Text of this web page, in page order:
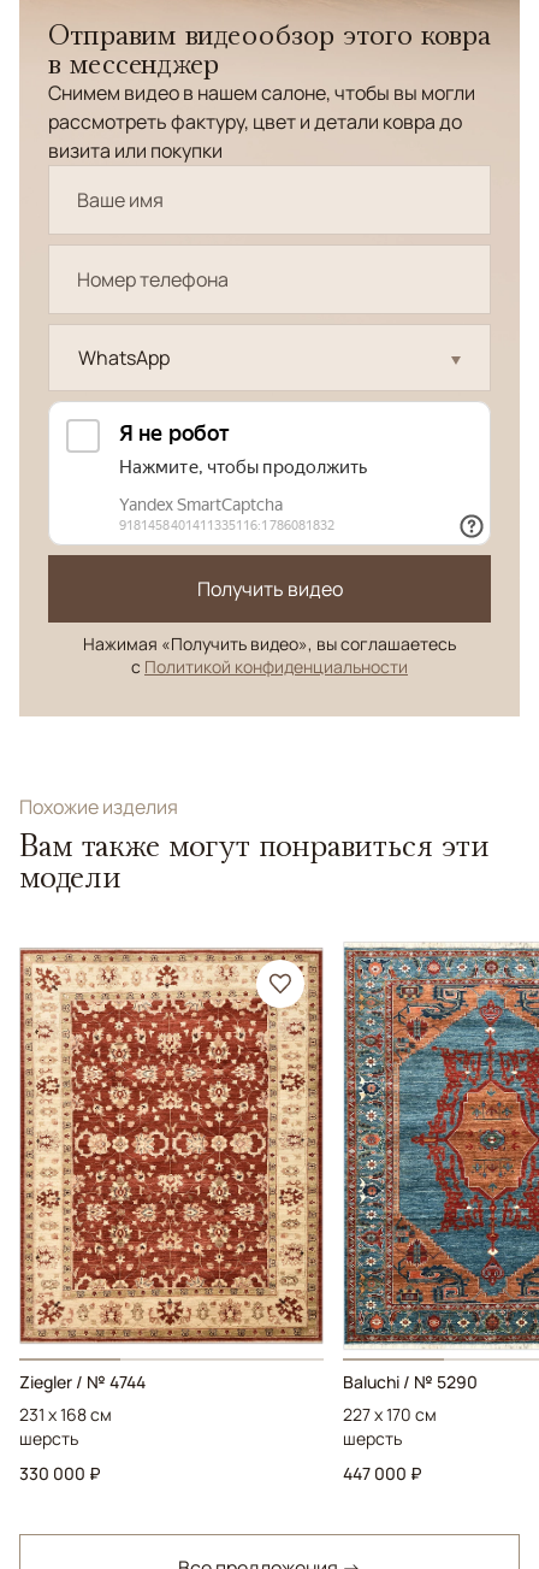
Отправим видеообзор этого ковра
в мессенджер
Снимем видео в нашем салоне, чтобы вы могли
рассмотреть фактуру, цвет и детали ковра до
визита или покупки
WhatsApp
Получить видео
Нажимая «Получить видео», вы соглашаетесь
с Политикой конфиденциальности
Похожие изделия
Вам также могут понравиться эти
модели
Ziegler / № 4744
231 x 168 см
шерсть
330 000 ₽
Baluchi / № 5290
227 x 170 см
шерсть
447 000 ₽